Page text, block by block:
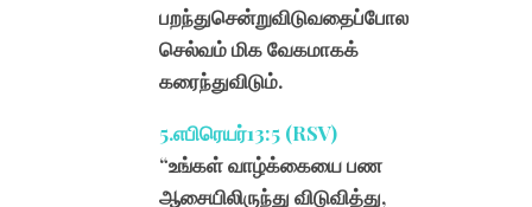
பறந்துசென்றுவிடுவதைப்போல
செல்வம் மிக வேகமாகக்
கரைந்துவிடும்.
5.எபிரெயர்13:5 (RSV)
“உங்கள் வாழ்க்கையை பண
ஆசையிலிருந்து விடுவித்து,